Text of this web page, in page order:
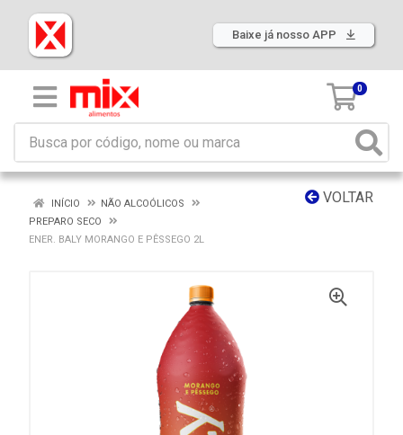
Baixe já nosso APP
0
VOLTAR
INÍCIO
NÃO ALCOÓLICOS
PREPARO SECO
ENER. BALY MORANGO E PÊSSEGO 2L